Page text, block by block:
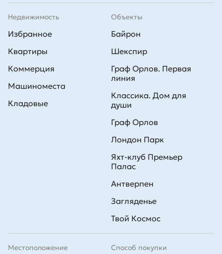
Недвижимость
Избранное
Квартиры
Коммерция
Машиноместа
Кладовые
Способ покупки
Объекты
Байрон
Шекспир
Граф Орлов. Первая
линия
Классика. Дом для
души
Граф Орлов
Лондон Парк
Яхт-клуб Премьер
Палас
Антверпен
Загляденье
Твой Космос
Местоположение